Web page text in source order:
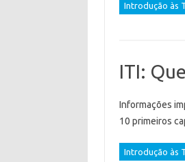
Introdução às
ITI:
Informações
10 primeiros
Introdução às